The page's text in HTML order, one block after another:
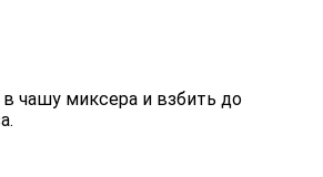
чашу миксера и взбить до